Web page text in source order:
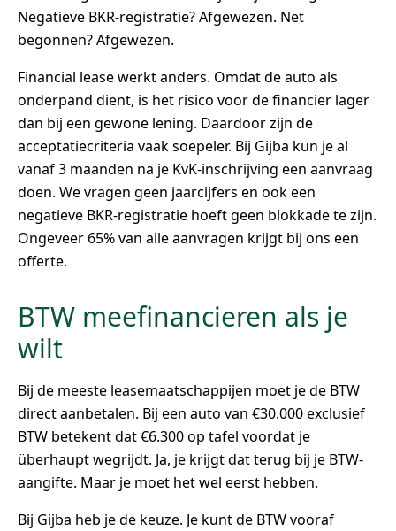
Negatieve BKR-registratie? Afgewezen. Net
begonnen? Afgewezen.
Financial lease werkt anders. Omdat de auto als
onderpand dient, is het risico voor de financier lager
dan bij een gewone lening. Daardoor zijn de
acceptatiecriteria vaak soepeler. Bij Gijba kun je al
vanaf 3 maanden na je KvK-inschrijving een aanvraag
doen. We vragen geen jaarcijfers en ook een
negatieve BKR-registratie hoeft geen blokkade te zijn.
Ongeveer 65% van alle aanvragen krijgt bij ons een
offerte.
BTW meefinancieren als je
wilt
Bij de meeste leasemaatschappijen moet je de BTW
direct aanbetalen. Bij een auto van €30.000 exclusief
BTW betekent dat €6.300 op tafel voordat je
überhaupt wegrijdt. Ja, je krijgt dat terug bij je BTW-
aangifte. Maar je moet het wel eerst hebben.
Bij Gijba heb je de keuze. Je kunt de BTW vooraf